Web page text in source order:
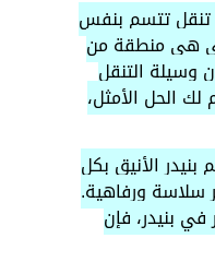
تنقل تتسم بنفس
هي منطقة من
وسيلة التنقل
97886111، ليقدم لك الحل الأمثل،
الأنيق بكل
سلاسة ورفاهية.
بنيدر، فإن